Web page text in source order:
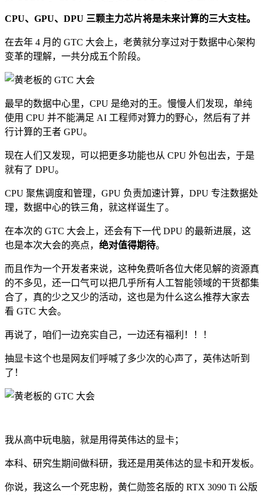
CPU、GPU、DPU 三颗主力芯片将是未来计算的三大支柱。
在去年 4 月的 GTC 大会上，老黄就分享过对于数据中心架构
变革的理解，一共分成五个阶段。
最早的数据中心里，CPU 是绝对的王。慢慢人们发现，单纯
使用 CPU 并不能满足 AI 工程师对算力的野心，然后有了并
行计算的王者 GPU。
现在人们又发现，可以把更多功能也从 CPU 外包出去，于是
就有了 DPU。
CPU 聚焦调度和管理，GPU 负责加速计算，DPU 专注数据处
理，数据中心的铁三角，就这样诞生了。
在本次的 GTC 大会上，还会有下一代 DPU 的最新进展，这
也是本次大会的亮点， 绝对值得期待。
而且作为一个开发者来说，这种免费听各位大佬见解的资源真
的不多见，还一口气可以把几乎所有人工智能领域的干货都集
合了，真的少之又少的活动，这也是为什么这么推荐大家去
看 GTC 大会。
再说了，咱们一边充实自己，一边还有福利！！！
抽显卡这个也是网友们呼喊了多少次的心声了，英伟达听到
了！
我从高中玩电脑，就是用得英伟达的显卡；
本科、研究生期间做科研，我还是用英伟达的显卡和开发板。
你说，我这么一个死忠粉，黄仁勋签名版的 RTX 3090 Ti 公版